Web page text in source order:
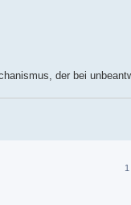
der bei